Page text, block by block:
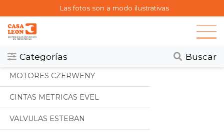
Las fotos son a modo ilustrativas
Categorías Buscar
Categorias
Todos
MOTORES CZERWENY
CINTAS METRICAS EVEL
VALVULAS ESTEBAN